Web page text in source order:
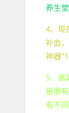
养生
4、现
补血
神器
5、高
是患
有不